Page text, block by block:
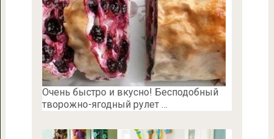
Очень быстро и вкусно! Бесподобный
творожно-ягодный рулет …